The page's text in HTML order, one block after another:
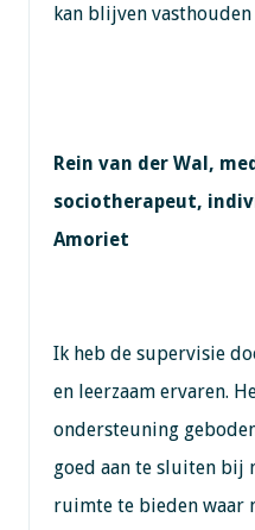
kan blijven
Rein van der Wal,
sociotherapeut,
Amoriet
Ik heb de supervisie
en leerzaam ervaren.
ondersteuning
goed aan te sluiten bij
ruimte te bieden waar